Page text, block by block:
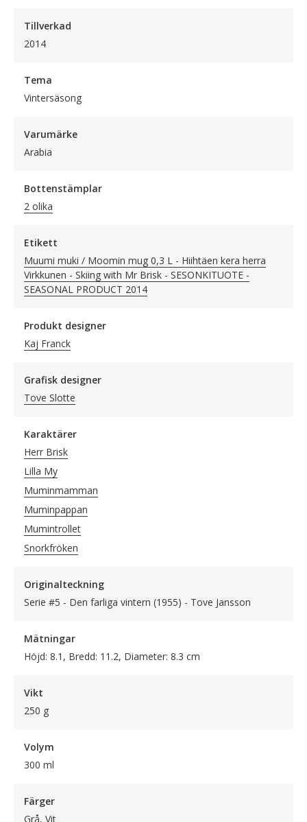
Tillverkad
2014
Tema
Vintersäsong
Varumärke
Arabia
Bottenstämplar
2 olika
Etikett
Muumi muki / Moomin mug 0,3 L - Hiihtäen kera herra
Virkkunen - Skiing with Mr Brisk - SESONKITUOTE -
SEASONAL PRODUCT 2014
Produkt designer
Kaj Franck
Grafisk designer
Tove Slotte
Karaktärer
Herr Brisk
Lilla My
Muminmamman
Muminpappan
Mumintrollet
Snorkfröken
Originalteckning
Serie #5 - Den farliga vintern (1955) - Tove Jansson
Mätningar
Höjd: 8.1, Bredd: 11.2, Diameter: 8.3 cm
Vikt
250 g
Volym
300 ml
Färger
Grå, Vit